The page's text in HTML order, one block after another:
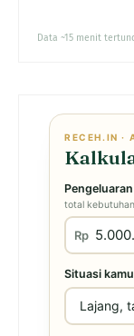
Data ~15 menit
RECEH.IN ·
total
Rp
Situasi